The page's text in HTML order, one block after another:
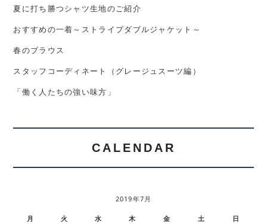
夏に打ち勝つシャツ生地のご紹介
おすすめの一着～ストライプダブルジャケット～
春のブラウス
スタッフコーディネート（グレージュスーツ編）
「働く人たちの強い味方」
CALENDAR
2019年7月
月 火 水 木 金 土 日